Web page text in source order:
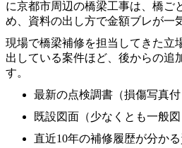
に京都市周辺の橋梁工事は、橋ご
め、資料の出し方で金額ブレが一
現場で橋梁補修を担当してきた立
出している案件ほど、後からの追
す。
最新の点検調書（損傷写真付
既設図面（少なくとも一般図
直近10年の補修履歴が分か